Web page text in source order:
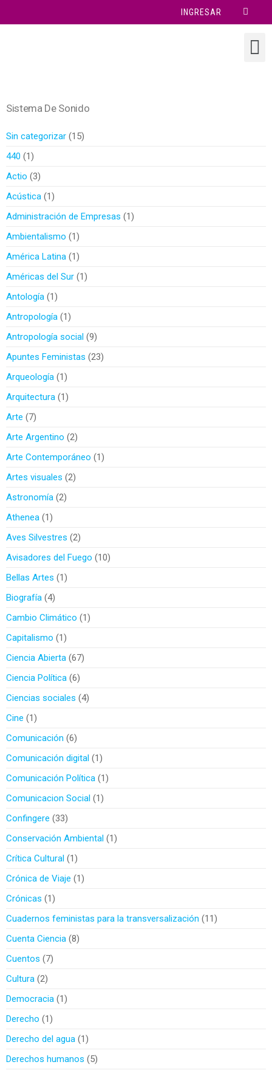
INGRESAR
Sistema De Sonido
Sin categorizar 15
440
1
Actio 3
Acústica 1
Administración de Empresas
1
Ambientalismo
1
América Latina 1
Américas del Sur 1
Antología 1
Antropología 1
Antropología social 9
Apuntes Feministas 23
Arqueología 1
Arquitectura 1
Arte
7
Arte Argentino 2
Arte Contemporáneo
1
Artes visuales 2
Astronomía 2
Athenea 1
Aves Silvestres 2
Avisadores del Fuego
10
Bellas Artes
1
Biografía 4
Cambio Climático
1
Capitalismo
1
Ciencia Abierta 67
Ciencia Política 6
Ciencias sociales 4
Cine
1
Comunicación 6
Comunicación digital 1
Comunicación Política 1
Comunicacion Social 1
Confingere 33
Conservación Ambiental 1
Crítica Cultural 1
Crónica de Viaje
1
Crónicas
1
Cuadernos feministas para la transversalización
11
Cuenta Ciencia 8
Cuentos
7
Cultura 2
Democracia 1
Derecho
1
Derecho del agua 1
Derechos humanos
5